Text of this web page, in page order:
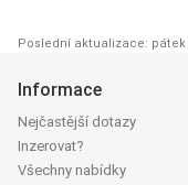
Poslední aktualizace: pátek
Informace
Nejčastější dotazy
Inzerovat?
Všechny nabídky